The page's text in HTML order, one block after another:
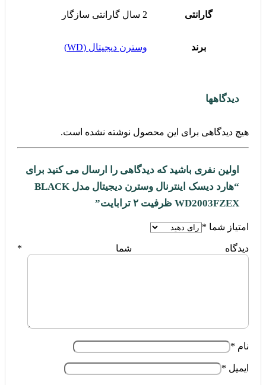
گارانتی 2 سال گارانتی سازگار
برند وسترن دیجیتال (WD)
دیدگاهها
هیچ دیدگاهی برای این محصول نوشته نشده است.
اولین نفری باشید که دیدگاهی را ارسال می کنید برای
“هارد دیسک اینترنال وسترن دیجیتال مدل BLACK
WD2003FZEX ظرفیت ۲ ترابایت”
امتیاز شما *
دیدگاه شما *
نام *
ایمیل *